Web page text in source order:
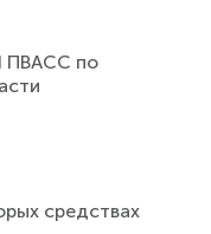
ПВАСС по
средствах